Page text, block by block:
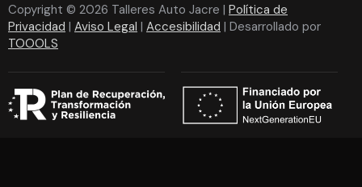
Copyright © 2026 Talleres Auto Jacre | Política de
Privacidad | Aviso Legal | Accesibilidad | Desarrollado por
TOOOLS